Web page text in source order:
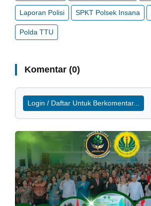
Laporan Polisi SPKT Polsek Insana
Polda TTU
Komentar (0)
Login / Daftar Untuk Berkomentar...